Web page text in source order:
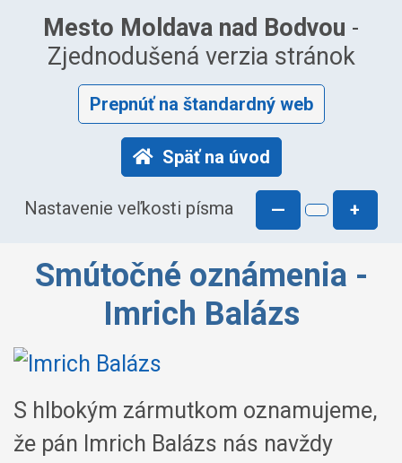
Mesto Moldava nad Bodvou -
Zjednodušená verzia stránok
Prepnúť na štandardný web
Späť na úvod
Nastavenie veľkosti písma — +
Smútočné oznámenia -
Imrich Balázs
S hlbokým zármutkom oznamujeme,
že pán Imrich Balázs nás navždy